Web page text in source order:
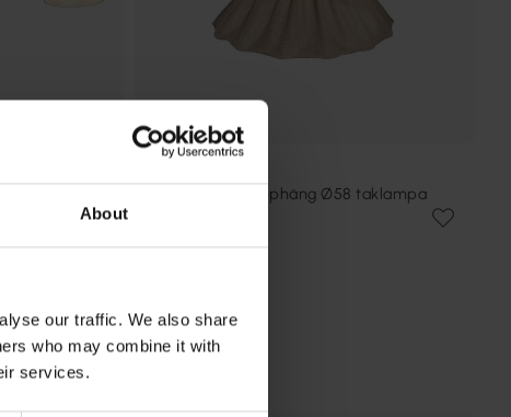
About
our traffic. We also share
who may combine it with
services.
Fuji skärm exkl. upphäng Ø58 taklampa